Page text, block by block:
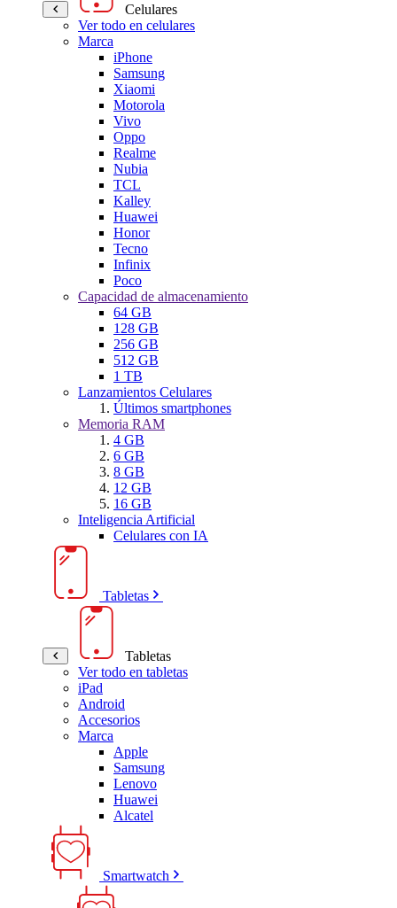
Celulares
Ver todo en celulares
Marca
iPhone
Samsung
Xiaomi
Motorola
Vivo
Oppo
Realme
Nubia
TCL
Kalley
Huawei
Honor
Tecno
Infinix
Poco
Capacidad de almacenamiento
64 GB
128 GB
256 GB
512 GB
1 TB
Lanzamientos Celulares
Últimos smartphones
Memoria RAM
4 GB
6 GB
8 GB
12 GB
16 GB
Inteligencia Artificial
Celulares con IA
Tabletas
Tabletas
Ver todo en tabletas
iPad
Android
Accesorios
Marca
Apple
Samsung
Lenovo
Huawei
Alcatel
Smartwatch